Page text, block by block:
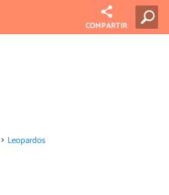
COMPARTIR
Leopardos